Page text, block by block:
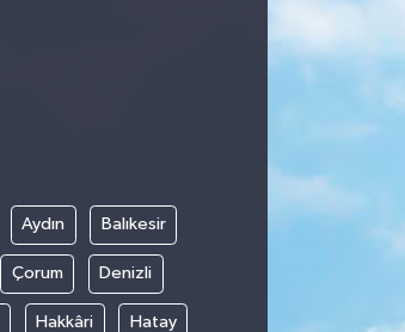
Aydın Balıkesir
Çorum Denizli
Hakkâri Hatay